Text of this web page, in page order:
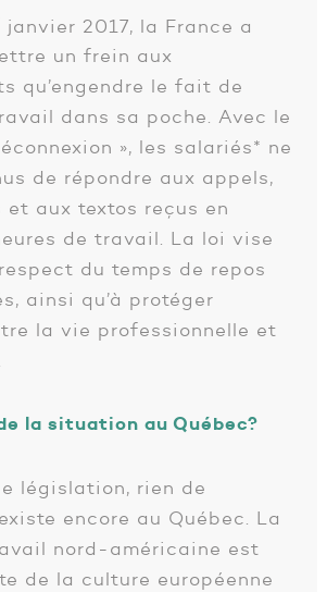
janvier 2017, la France a
un frein aux
qu’engendre le fait de
dans sa poche. Avec le
», les salariés* ne
de répondre aux appels,
et aux textos reçus en
de travail. La loi vise
du temps de repos
ainsi qu’à protéger
la vie professionnelle et
la situation au Québec?
législation, rien de
encore au Québec. La
nord-américaine est
de la culture européenne